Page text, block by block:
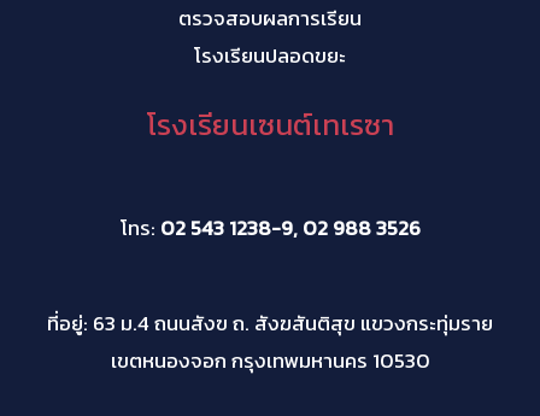
ตรวจสอบผลการเรียน
โรงเรียนปลอดขยะ
โรงเรียนเซนต์เทเรซา
โทร: 02 543 1238-9, 02 988 3526
ที่อยู่: 63 ม.4 ถนนสังฃ ถ. สังฆสันติสุข แขวงกระทุ่มราย
เขตหนองจอก กรุงเทพมหานคร 10530